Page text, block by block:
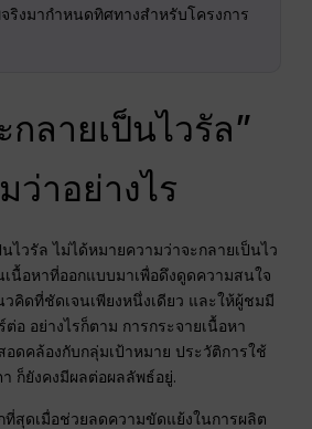
ริงมากำหนดทิศทางสำหรับโครงการ
ลายเป็นไวรัล”
ว่าอย่างไร
ไวรัล ไม่ได้หมายความว่าจะกลายเป็นไว
นื้อหาที่ออกแบบมาเพื่อดึงดูดความสนใจ
วคิดที่ชัดเจนเพียงหนึ่งเดียว และให้ผู้ชมมี
อ อย่างไรก็ตาม การกระจายเนื้อหา
อดคล้องกับกลุ่มเป้าหมาย ประวัติการใช้
ก็ยังคงมีผลต่อผลลัพธ์อยู่.
สุดเมื่อช่วยลดความขัดแย้งในการผลิต